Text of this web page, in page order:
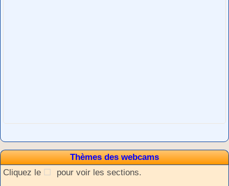
Thèmes des webcams
Cliquez le
pour voir les sections.